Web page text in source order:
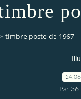
> timbre poste de 1967
Par